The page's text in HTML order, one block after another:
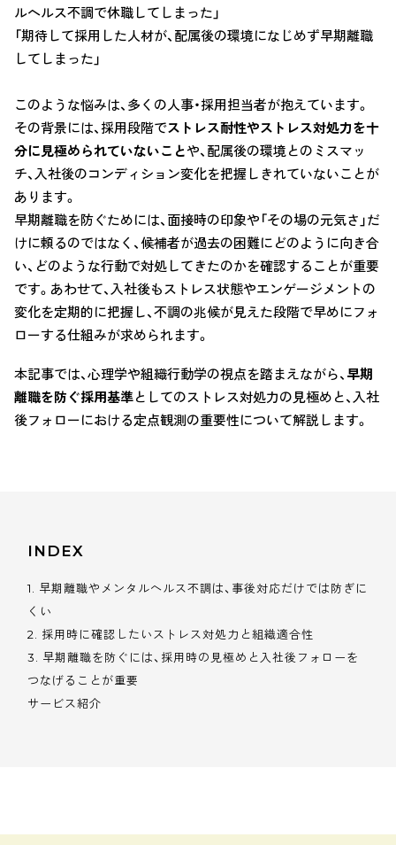
ルヘルス不調で休職してしまった」
「期待して採用した人材が、配属後の環境になじめず早期離職
してしまった」
このような悩みは、多くの人事・採用担当者が抱えています。
その背景には、採用段階でストレス耐性やストレス対処力を十
分に見極められていないことや、配属後の環境とのミスマッ
チ、入社後のコンディション変化を把握しきれていないことが
あります。
早期離職を防ぐためには、面接時の印象や「その場の元気さ」だ
けに頼るのではなく、候補者が過去の困難にどのように向き合
い、どのような行動で対処してきたのかを確認することが重要
です。あわせて、入社後もストレス状態やエンゲージメントの
変化を定期的に把握し、不調の兆候が見えた段階で早めにフォ
ローする仕組みが求められます。
本記事では、心理学や組織行動学の視点を踏まえながら、 早期
離職を防ぐ採用基準としてのストレス対処力の見極めと、入社
後フォローにおける定点観測の重要性について解説します。
INDEX
1. 早期離職やメンタルヘルス不調は、事後対応だけでは防ぎに
くい
2. 採用時に確認したいストレス対処力と組織適合性
3. 早期離職を防ぐには、採用時の見極めと入社後フォローを
つなげることが重要
サービス紹介